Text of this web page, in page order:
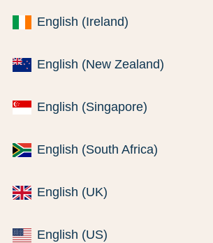
English (Ireland)
English (New Zealand)
English (Singapore)
English (South Africa)
English (UK)
English (US)